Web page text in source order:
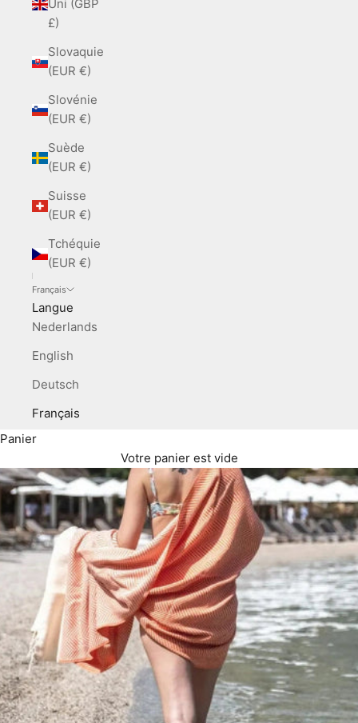
Uni (GBP
£)
Slovaquie
(EUR €)
Slovénie
(EUR €)
Suède
(EUR €)
Suisse
(EUR €)
Tchéquie
(EUR €)
Français
Langue
Nederlands
English
Deutsch
Français
Panier
Votre panier est vide